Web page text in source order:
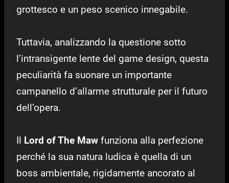
grottesco e un peso scenico innegabile.
Tuttavia, analizzando la questione sotto
l’intransigente lente del game design, questa
peculiarità fa suonare un importante
campanello d’allarme strutturale per il futuro
dell’opera.
Il Lord of The Maw funziona alla perfezione
perché la sua natura ludica è quella di un
boss ambientale, rigidamente ancorato al